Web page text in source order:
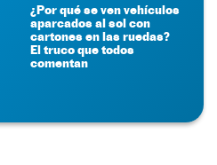
¿Por qué se ven vehículos
aparcados al sol con
cartones en las ruedas?
El truco que todos
comentan